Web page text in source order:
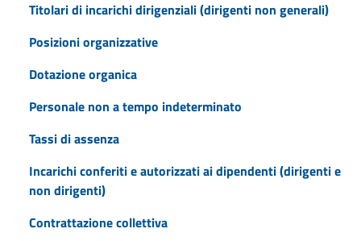
Titolari di incarichi dirigenziali (dirigenti non generali)
Posizioni organizzative
Dotazione organica
Personale non a tempo indeterminato
Tassi di assenza
Incarichi conferiti e autorizzati ai dipendenti (dirigenti e
non dirigenti)
Contrattazione collettiva